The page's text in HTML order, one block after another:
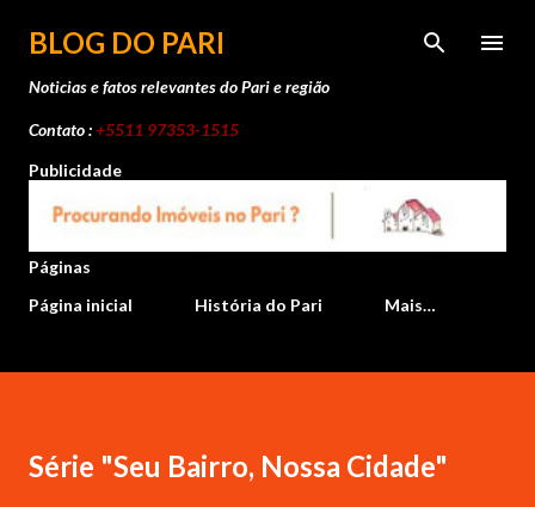
Pular para o conteúdo principal
BLOG DO PARI
Noticias e fatos relevantes do Pari e região
Contato :+5511 97353-1515
Publicidade
Páginas
Página inicial
História do Pari Mais…
Série "Seu Bairro, Nossa Cidade"